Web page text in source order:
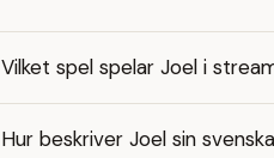
Vilket spel spelar Joel i
Hur beskriver Joel sin